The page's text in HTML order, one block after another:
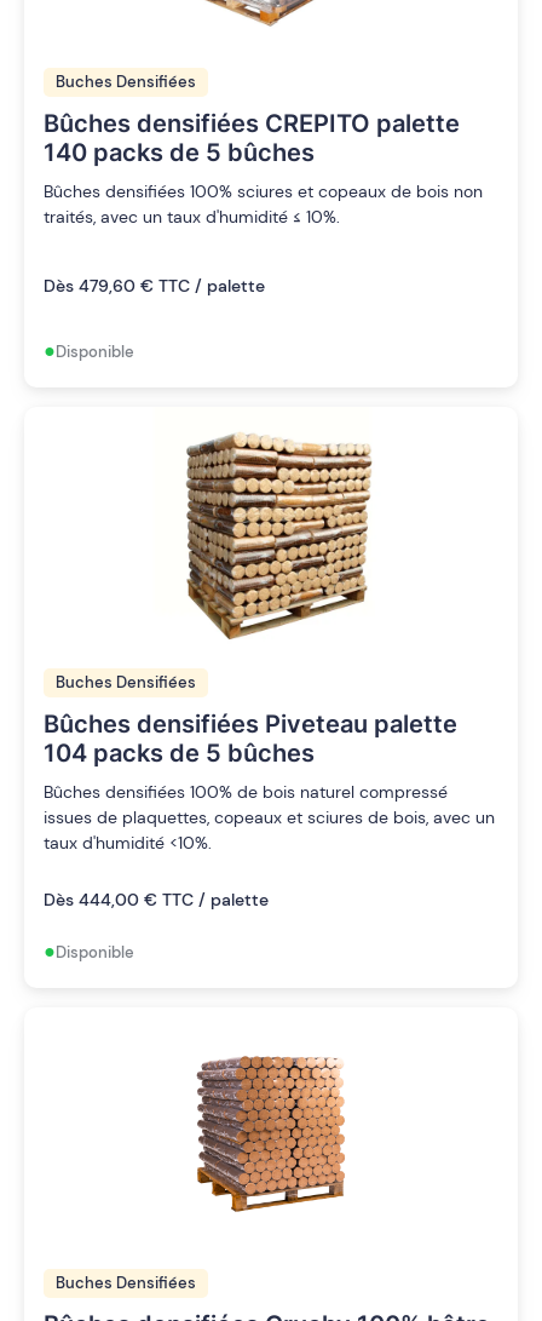
Buches Densifiées
Bûches densifiées CREPITO palette
140 packs de 5 bûches
Bûches densifiées 100% sciures et copeaux de bois non
traités, avec un taux d'humidité ≤ 10%.
Dès 479,60 € TTC / palette
•Disponible
Buches Densifiées
Bûches densifiées Piveteau palette
104 packs de 5 bûches
Bûches densifiées 100% de bois naturel compressé
issues de plaquettes, copeaux et sciures de bois, avec un
taux d'humidité <10%.
Dès 444,00 € TTC / palette
•Disponible
Buches Densifiées